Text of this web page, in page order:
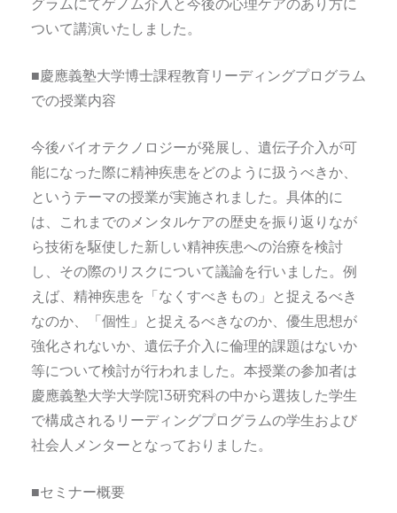
グラムにてゲノム介入と今後の心理ケアのあり方に
ついて講演いたしました。
■慶應義塾大学博士課程教育リーディングプログラム
での授業内容
今後バイオテクノロジーが発展し、遺伝子介入が可
能になった際に精神疾患をどのように扱うべきか、
というテーマの授業が実施されました。具体的に
は、これまでのメンタルケアの歴史を振り返りなが
ら技術を駆使した新しい精神疾患への治療を検討
し、その際のリスクについて議論を行いました。例
えば、精神疾患を「なくすべきもの」と捉えるべき
なのか、「個性」と捉えるべきなのか、優生思想が
強化されないか、遺伝子介入に倫理的課題はないか
等について検討が行われました。本授業の参加者は
慶應義塾大学大学院13研究科の中から選抜した学生
で構成されるリーディングプログラムの学生および
社会人メンターとなっておりました。
■セミナー概要